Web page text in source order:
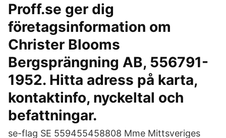
Proff.se ger dig
företagsinformation om
Christer Blooms
Bergsprängning AB, 556791-
1952. Hitta adress på karta,
kontaktinfo, nyckeltal och
befattningar.
se-flag SE 559455458808 Mme Mittsveriges